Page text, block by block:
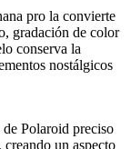
pro la convierte
gradación de color
conserva la
nostálgicos
Polaroid preciso
un aspecto